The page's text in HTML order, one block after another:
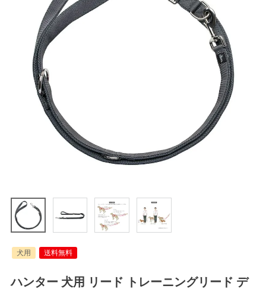
犬用 送料無料
ハンター 犬用 リード トレーニングリード デ